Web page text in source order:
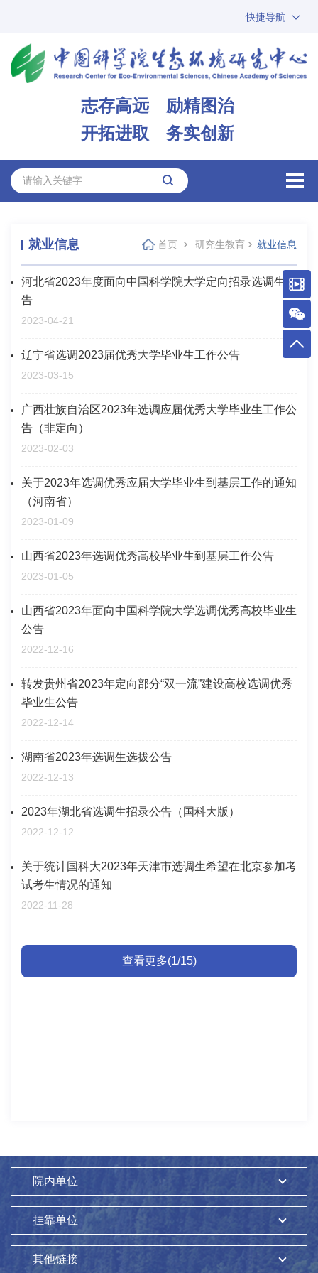
快捷导航
ARP
邮箱
志存高远 励精图治
开拓进取 务实创新
就业信息 首页 研究生教育 就业信息
河北省2023年度面向中国科学院大学定向招录选调生公
告
2023-04-21
辽宁省选调2023届优秀大学毕业生工作公告
2023-03-15
广西壮族自治区2023年选调应届优秀大学毕业生工作公
告（非定向）
2023-02-03
关于2023年选调优秀应届大学毕业生到基层工作的通知
（河南省）
2023-01-09
山西省2023年选调优秀高校毕业生到基层工作公告
2023-01-05
山西省2023年面向中国科学院大学选调优秀高校毕业生
公告
2022-12-16
转发贵州省2023年定向部分“双一流”建设高校选调优秀
毕业生公告
2022-12-14
湖南省2023年选调生选拔公告
2022-12-13
2023年湖北省选调生招录公告（国科大版）
2022-12-12
关于统计国科大2023年天津市选调生希望在北京参加考
试考生情况的通知
2022-11-28
查看更多(1/15)
院内单位
挂靠单位
其他链接